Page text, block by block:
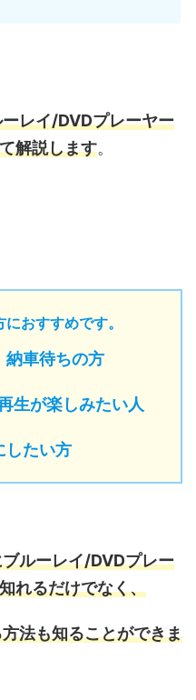
レイ/DVDプレーヤー
解説します。
おすすめです。
納車待ちの方
生が楽しみたい人
したい方
ルーレイ/DVDプレー
れるだけでなく、
法も知ることができま